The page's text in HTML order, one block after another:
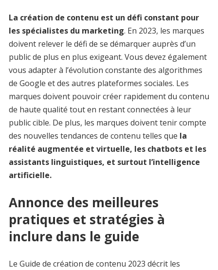
La création de contenu est un défi constant pour
les spécialistes du marketing. En 2023, les marques
doivent relever le défi de se démarquer auprès d’un
public de plus en plus exigeant. Vous devez également
vous adapter à l’évolution constante des algorithmes
de Google et des autres plateformes sociales. Les
marques doivent pouvoir créer rapidement du contenu
de haute qualité tout en restant connectées à leur
public cible. De plus, les marques doivent tenir compte
des nouvelles tendances de contenu telles que la
réalité augmentée et virtuelle, les chatbots et les
assistants linguistiques, et surtout l’intelligence
artificielle.
Annonce des meilleures
pratiques et stratégies à
inclure dans le guide
Le Guide de création de contenu 2023 décrit les